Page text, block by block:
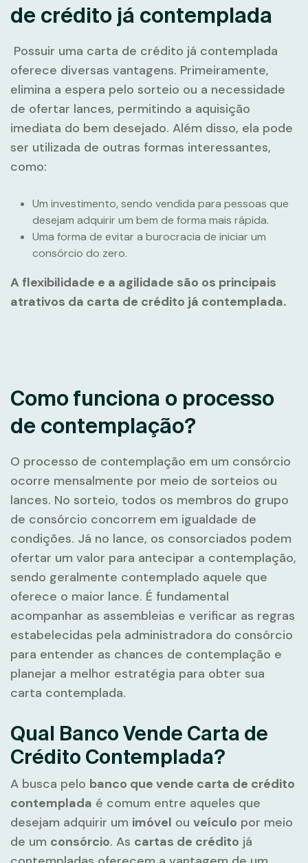
de crédito já contemplada
Possuir uma carta de crédito já contemplada
oferece diversas vantagens. Primeiramente,
elimina a espera pelo sorteio ou a necessidade
de ofertar lances, permitindo a aquisição
imediata do bem desejado. Além disso, ela pode
ser utilizada de outras formas interessantes,
como:
Um investimento, sendo vendida para pessoas que
desejam adquirir um bem de forma mais rápida.
Uma forma de evitar a burocracia de iniciar um
consórcio do zero.
A flexibilidade e a agilidade são os principais
atrativos da carta de crédito já contemplada.
Como funciona o processo
de contemplação?
O processo de contemplação em um consórcio
ocorre mensalmente por meio de sorteios ou
lances. No sorteio, todos os membros do grupo
de consórcio concorrem em igualdade de
condições. Já no lance, os consorciados podem
ofertar um valor para antecipar a contemplação,
sendo geralmente contemplado aquele que
oferece o maior lance. É fundamental
acompanhar as assembleias e verificar as regras
estabelecidas pela administradora do consórcio
para entender as chances de contemplação e
planejar a melhor estratégia para obter sua
carta contemplada.
Qual Banco Vende Carta de
Crédito Contemplada?
A busca pelo banco que vende carta de crédito
contemplada é comum entre aqueles que
desejam adquirir um imóvel ou veículo por meio
de um consórcio. As cartas de crédito já